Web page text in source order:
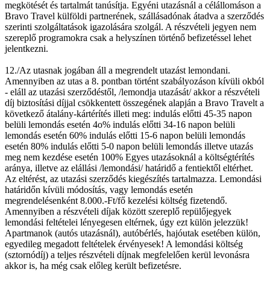
megkötését és tartalmát tanúsítja. Egyéni utazásnál a célállomáson a
Bravo Travel külföldi partnerének, szállásadónak átadva a szerződés
szerinti szolgáltatások igazolására szolgál. A részvételi jegyen nem
szereplő programokra csak a helyszínen történő befizetéssel lehet
jelentkezni.
12./Az utasnak jogában áll a megrendelt utazást lemondani.
Amennyiben az utas a 8. pontban történt szabályozáson kívüli okból
- eláll az utazási szerződéstől, /lemondja utazását/ akkor a részvételi
díj biztosítási díjjal csökkentett összegének alapján a Bravo Travelt a
következő átalány-kártérítés illeti meg: indulás előtti 45-35 napon
belüli lemondás esetén 4o% indulás előtti 34-16 napon belüli
lemondás esetén 60% indulás előtti 15-6 napon belüli lemondás
esetén 80% indulás előtti 5-0 napon belüli lemondás illetve utazás
meg nem kezdése esetén 100% Egyes utazásoknál a költségtérítés
aránya, illetve az elállási /lemondási/ határidő a fentiektől eltérhet.
Az eltérést, az utazási szerződés kiegészítés tartalmazza. Lemondási
határidőn kívüli módosítás, vagy lemondás esetén
megrendelésenként 8.000.-Ft/fő kezelési költség fizetendő.
Amennyiben a részvételi díjak között szereplő repülőjegyek
lemondási feltételei lényegesen eltérnek, úgy ezt külön jelezzük!
Apartmanok (autós utazásnál), autóbérlés, hajóutak esetében külön,
egyedileg megadott feltételek érvényesek! A lemondási költség
(sztornódíj) a teljes részvételi díjnak megfelelően kerül levonásra
akkor is, ha még csak előleg került befizetésre.